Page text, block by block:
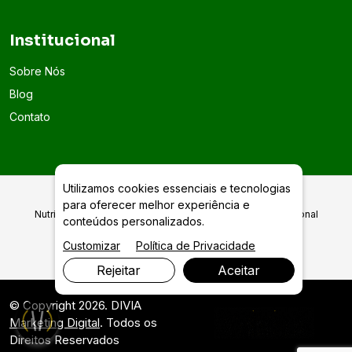
Institucional
Sobre Nós
Blog
Contato
Nutrição Funcional com acompanhamento clínico profissional
em Goiânia
© Copyright 2026. DIVIA
Marketing Digital. Todos os
Direitos Reservados
Utilizamos cookies essenciais e tecnologias
para oferecer melhor experiência e
conteúdos personalizados.
Customizar
Política de Privacidade
Rejeitar Aceitar